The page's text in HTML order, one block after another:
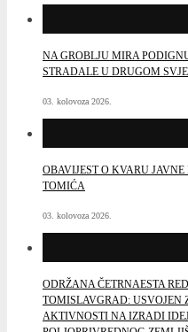
NA GROBLJU MIRA
STRADALE U DRUGOM
03. kolovoza 2026.
OBAVIJEST O KVARU
TOMIĆA
03. kolovoza 2026.
ODRŽANA ČETRNAESTA
TOMISLAVGRAD: USVOJEN
AKTIVNOSTI NA IZRADI